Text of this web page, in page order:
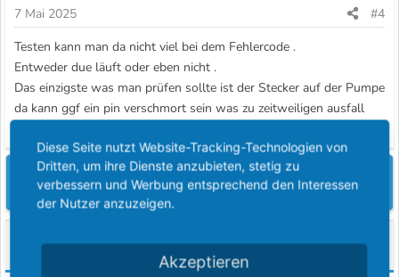
7 Mai 2025
#4
Testen kann man da nicht viel bei dem Fehlercode .
Entweder due läuft oder eben nicht .
Das einzigste was man prüfen sollte ist der Stecker auf der Pumpe
da kann ggf ein pin verschmort sein was zu zeitweiligen ausfall
Du musst dich einloggen oder registrieren, um hier zu
antworten.
Ähnliche Themen
Diese Seite nutzt Website-Tracking-Technologien von
Dritten, um ihre Dienste anzubieten, stetig zu
verbessern und Werbung entsprechend den Interessen
der Nutzer anzuzeigen.
Akzeptieren